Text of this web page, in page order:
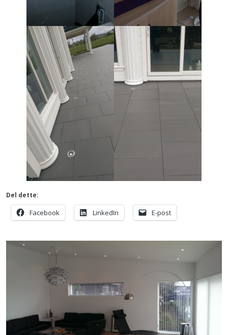
Del dette:
Facebook LinkedIn E-post